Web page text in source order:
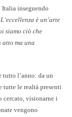
inseguendo
è un’arte
siamo ciò che
atto ma una
l’anno: da un
tutte le realtà presenti
cercato, visionarne i
vengono